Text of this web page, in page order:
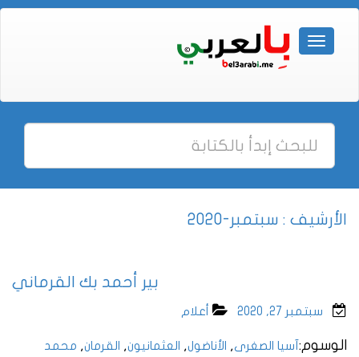
الأرشيف : سبتمبر-2020
بير أحمد بك القرماني
سبتمبر 27, 2020 أعلام
الوسوم: آسيا الصغرى, الأناضول, العثمانيون, القرمان, محمد